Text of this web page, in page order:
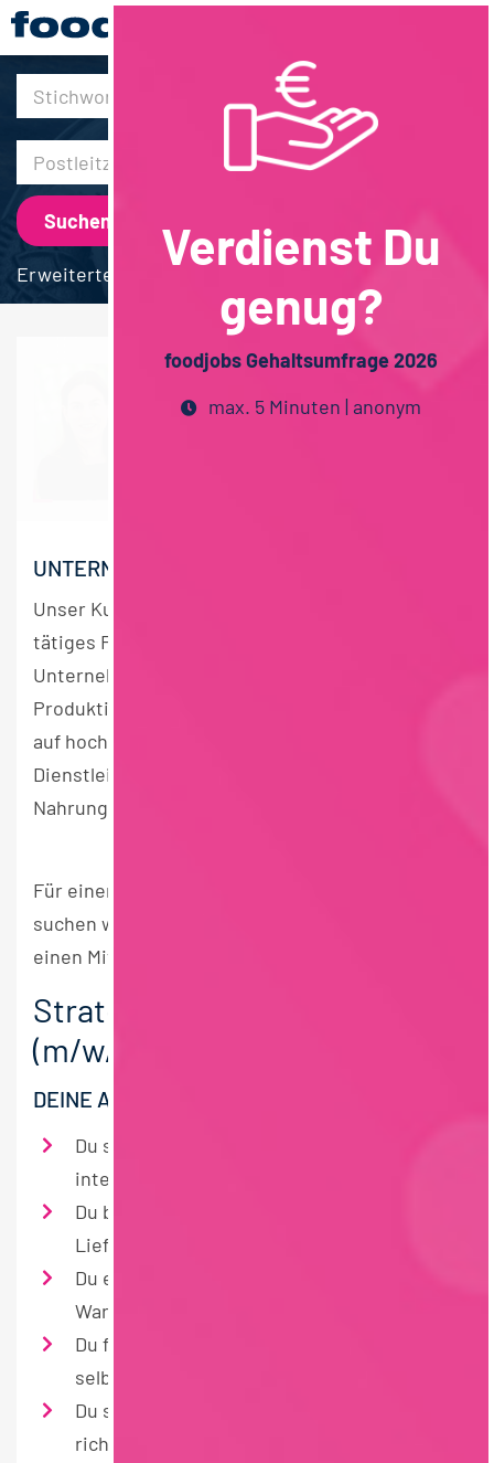
30km
Erweiterte Suche
UNTERNEHMEN
Unser Kunde ist ein erfolgreiches, international
tätiges Familienunternehmen. Die
Unternehmensgruppe umfasst mehrere
Produktions- und Handelsgesellschaften und ist
auf hochwertige Rohstoffe sowie
Dienstleistungen für die
Nahrungsmittelindustrie spezialisiert.
Für einen Produktionsstandort in Südthüringen
suchen wir zum nächstmöglichen Zeitpunkt
einen Mitarbeitenden im strategischen Einkauf.
Strategischer Einkäufer
(m/w/d) Rohstoffe
DEINE AUFGABEN
Du steuerst den Einkauf von Rohstoffen auf
internationaler Ebene
Du baust starke Partnerschaften mit
Lieferanten auf und entwickelst sie weiter
Du entwickelst clevere Strategien für
Warengruppen und Beschaffung
Du führst Preis- und Vertragsgespräche
selbstbewusst und zielorientiert
Du sorgst dafür, dass Materialien zur
richtigen Zeit am richtigen Ort sind
Verdienst Du
genug?
foodjobs Gehaltsumfrage 2026
max. 5 Minuten | anonym